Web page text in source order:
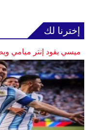
إخترنا لك
ميسي يقود إنتر ميامي